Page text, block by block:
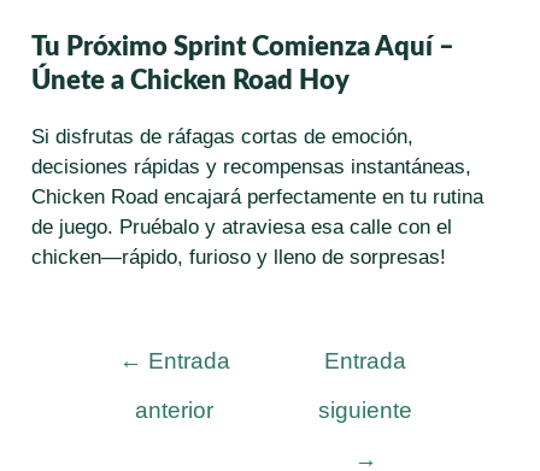
Tu Próximo Sprint Comienza Aquí –
Únete a Chicken Road Hoy
Si disfrutas de ráfagas cortas de emoción,
decisiones rápidas y recompensas instantáneas,
Chicken Road encajará perfectamente en tu rutina
de juego. Pruébalo y atraviesa esa calle con el
chicken—rápido, furioso y lleno de sorpresas!
Navegación
entradas
← Entrada
anterior
Entrada
siguiente
→